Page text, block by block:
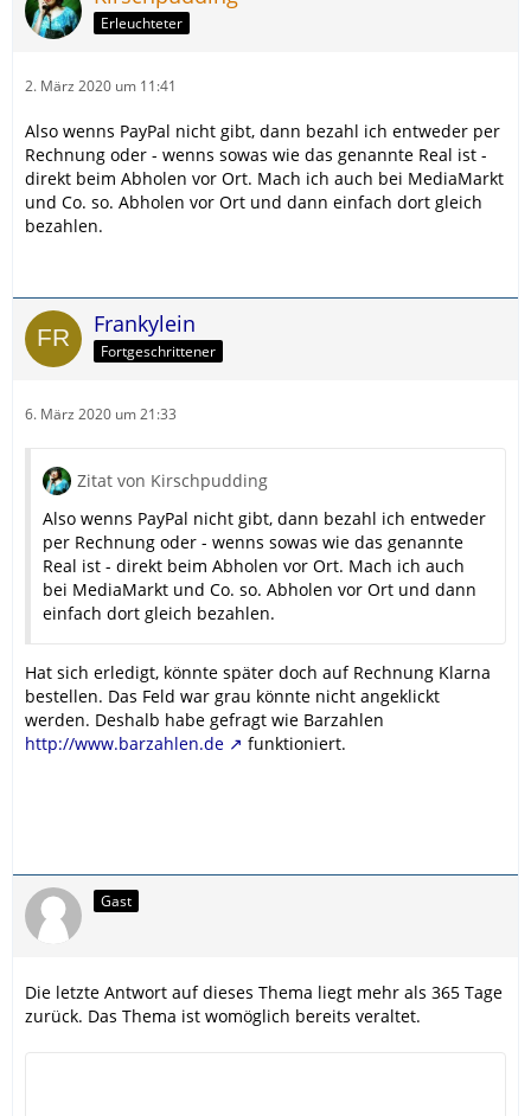
Erleuchteter
2. März 2020 um 11:41
Also wenns PayPal nicht gibt, dann bezahl ich entweder per
Rechnung oder - wenns sowas wie das genannte Real ist -
direkt beim Abholen vor Ort. Mach ich auch bei MediaMarkt
und Co. so. Abholen vor Ort und dann einfach dort gleich
bezahlen.
Frankylein
Fortgeschrittener
6. März 2020 um 21:33
Zitat von Kirschpudding
Also wenns PayPal nicht gibt, dann bezahl ich entweder
per Rechnung oder - wenns sowas wie das genannte
Real ist - direkt beim Abholen vor Ort. Mach ich auch
bei MediaMarkt und Co. so. Abholen vor Ort und dann
einfach dort gleich bezahlen.
Hat sich erledigt, könnte später doch auf Rechnung Klarna
bestellen. Das Feld war grau könnte nicht angeklickt
werden. Deshalb habe gefragt wie Barzahlen
http://www.barzahlen.de
funktioniert.
Gast
Die letzte Antwort auf dieses Thema liegt mehr als 365 Tage
zurück. Das Thema ist womöglich bereits veraltet.